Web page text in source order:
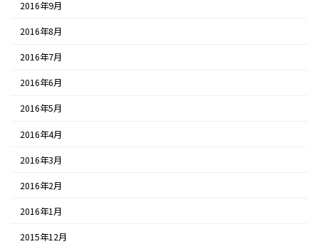
2016年9月
2016年8月
2016年7月
2016年6月
2016年5月
2016年4月
2016年3月
2016年2月
2016年1月
2015年12月